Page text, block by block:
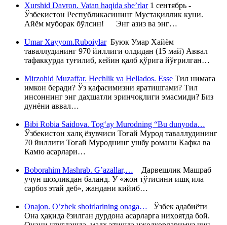
Xurshid Davron. Vatan haqida she’rlar1 сентябрь -
Ўзбекистон Республикасининг Мустақиллик куни.
Айём муборак бўлсин! Энг азиз ва энг…
Umar Xayyom.RuboiylarБуюк Умар Хайём
таваллудининг 970 йиллиги олдидан (15 май) Аввал
тафаккурда туғилиб, кейин қалб қўрига йўғрилган…
Mirzohid Muzaffar. Hechlik va Hellados. Esse Тил нимага
имкон беради? Ўз қафасимизни яратишгами? Тил
инсоннинг энг даҳшатли эринчоқлиги эмасмиди? Биз
дунёни аввал…
Bibi Robia Saidova. Tog‘ay Murodning “Bu dunyoda…
Ўзбекистон халқ ёзувчиси Тоғай Мурод таваллудининг
70 йиллиги Тоғай Муроднинг ушбу романи Кафка ва
Камю асарлари…
Boborahim Mashrab. G’azallar,… Дарвешлик Машраб
учун шоҳликдан баланд. У «жон тўтисини ишқ ила
сарбоз этай деб», жандани кийиб…
Onajon. O’zbek shoirlarining onaga… Ўзбек адабиёти
Она ҳақида ёзилган дурдона асарларга ниҳоятда бой.